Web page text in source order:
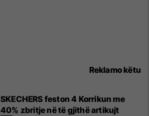
Reklamo këtu
SKECHERS feston 4 Korrikun me
40% zbritje në të gjithë artikujt